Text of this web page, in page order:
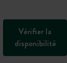
Vérifier la
disponibilité